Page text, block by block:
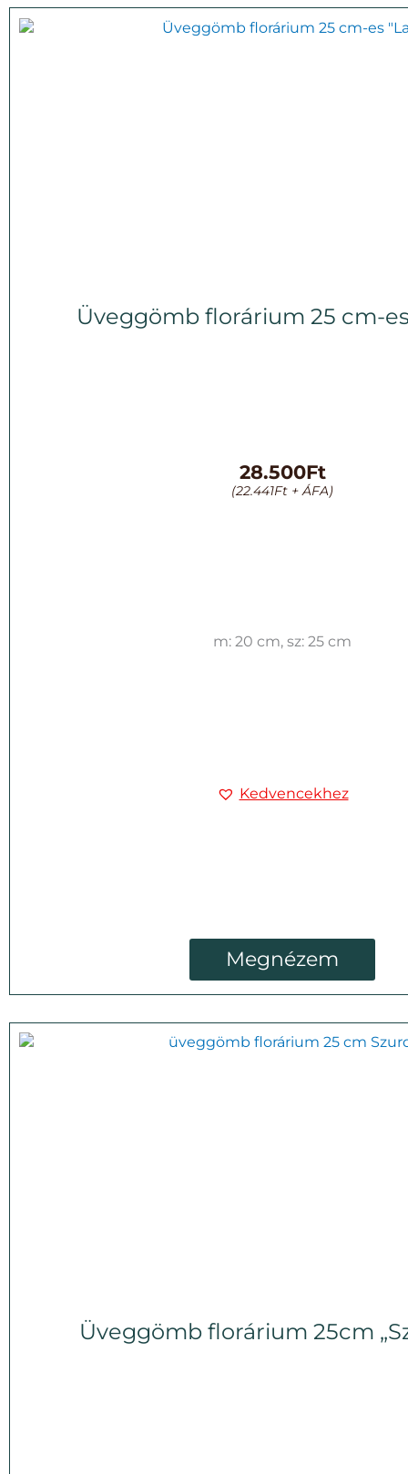
Üveggömb florárium 25 cm-es
28.500Ft
(22.441Ft + ÁFA)
m: 20 cm, sz: 25 cm
Kedvencekhez
Megnézem
Üveggömb florárium 25cm